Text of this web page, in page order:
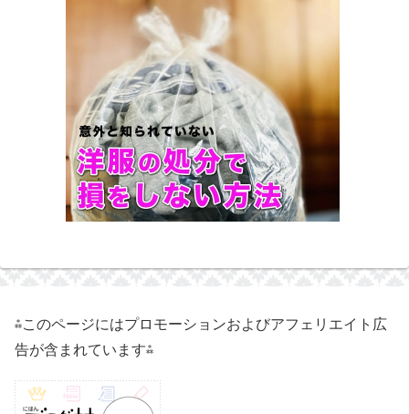
⁂このページにはプロモーションおよびアフェリエイト広
告が含まれています⁂